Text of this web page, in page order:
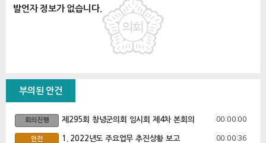
발언자 정보가 없습니다.
부의된 안건
회의진행 제295회 창녕군의회 임시회 제4차 본회의 00:00:00
안건 1. 2022년도 주요업무 추진상황 보고 00:00:36